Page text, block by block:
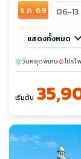
ธ.ค. 69
06-13
ม.ค. 70
22-29
มี.ค. 70
19-26
แสดงทั้งหมด keyboard_arrow_down
sunnyวันหยุดพิเศษlocal_fire_departmentโปรไ
เริ่มต้น